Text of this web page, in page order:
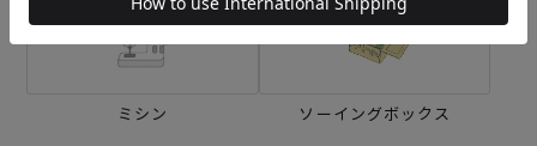
ミシン ソーイングボックス